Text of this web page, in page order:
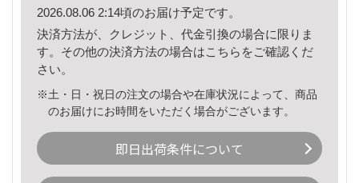
2026.08.06 2:14頃のお届け予定です。
決済方法が、クレジット、代金引換の場合に限りま
す。その他の決済方法の場合はこちら をご確認くだ
さい。
※土・日・祝日の注文の場合や在庫状況によって、商品
のお届けにお時間をいただく場合がございます。
即日出荷条件について